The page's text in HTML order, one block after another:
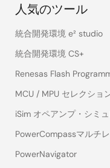
人気のツール
統合開発環境 e² studio
統合開発環境 CS+
Renesas Flash
MCU / MPU セレクショ
iSim オペアンプ・シミ
PowerCompassマルチ
PowerNavigator